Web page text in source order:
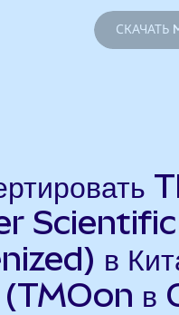
СКАЧАТЬ
в
(TMOon в